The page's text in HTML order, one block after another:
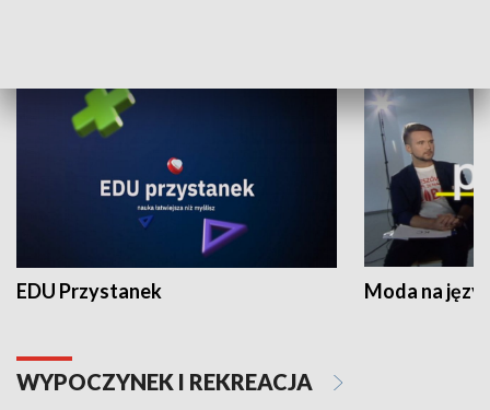
EDU Przystanek Moda na
WYPOCZYNEK I REKREACJA